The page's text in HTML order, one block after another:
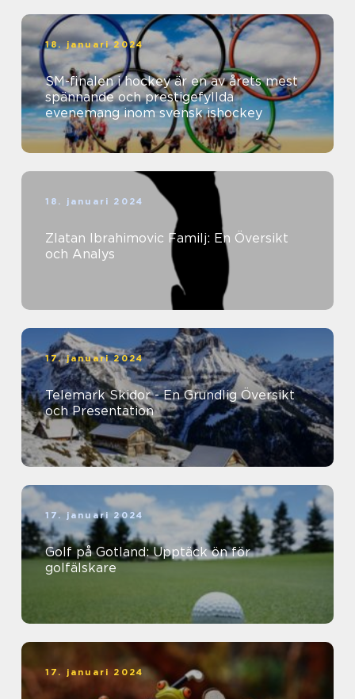
18. januari 2024
SM-finalen i hockey är en av årets mest
spännande och prestigefyllda
evenemang inom svensk ishockey
18. januari 2024
Zlatan Ibrahimovic Familj: En Översikt
och Analys
17. januari 2024
Telemark Skidor - En Grundlig Översikt
och Presentation
17. januari 2024
Golf på Gotland: Upptäck ön för
golfälskare
17. januari 2024